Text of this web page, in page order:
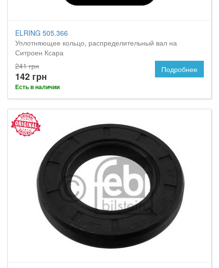
ELRING 505.366
Уплотняющее кольцо, распределительный вал на
Ситроен Ксара
241 грн
142 грн
Есть в наличии
Подробнее